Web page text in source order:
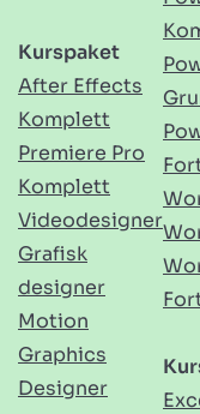
Kurspaket
After Effects
Komplett
Premiere Pro
Komplett
Videodesigner
Grafisk
designer
Motion
Graphics
Designer